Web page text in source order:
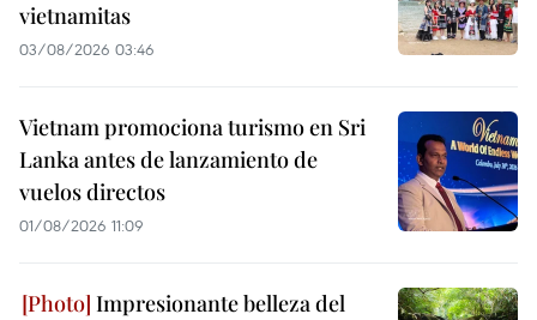
vietnamitas
03/08/2026 03:46
Vietnam promociona turismo en Sri
Lanka antes de lanzamiento de
vuelos directos
01/08/2026 11:09
Impresionante belleza del